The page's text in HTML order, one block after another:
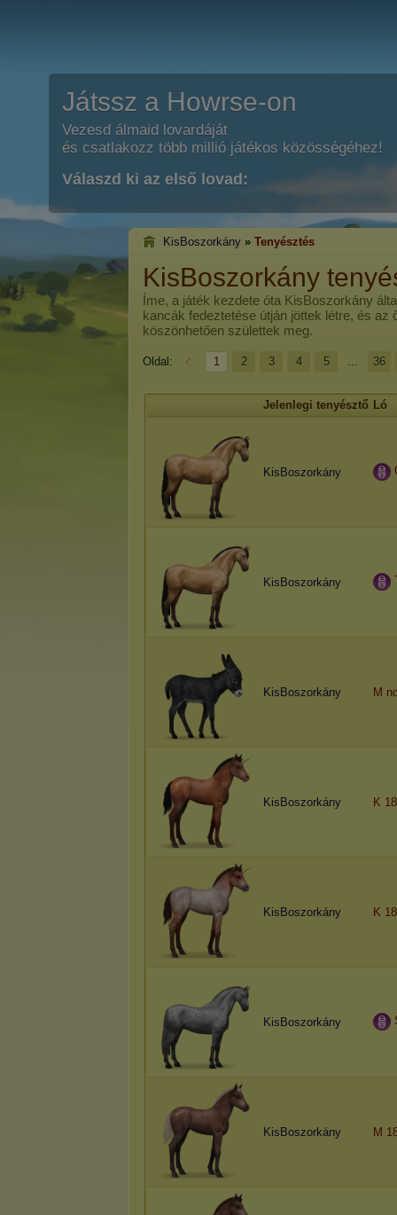
Játssz a Howrse-on
Vezesd álmaid lovardáját
és csatlakozz több millió játékos közösségéhez!
Válaszd ki az első lovad:
KisBoszorkány » Tenyésztés
KisBoszorkány
Íme, a játék kezdete óta KisBoszorkány
kancák fedeztetése útján jöttek létre, és az
köszönhetően születtek meg.
Oldal: 1 2 3 4 5 ... 36
Jelenlegi tenyésztő Ló
KisBoszorkány
KisBoszorkány
KisBoszorkány M
KisBoszorkány K
KisBoszorkány K
KisBoszorkány
KisBoszorkány M